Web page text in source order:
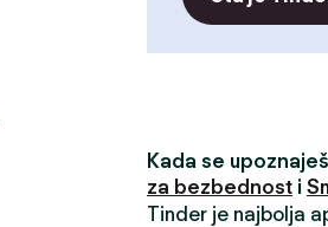
Kada se
za bezbednost i
Tinder je najbolja